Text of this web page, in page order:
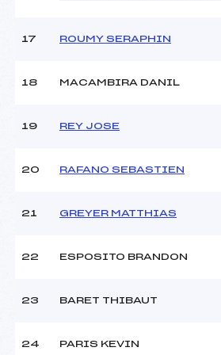
17 ROUMY SERAPHIN
18 MACAMBIRA DANIL
19 REY JOSE
20 RAFANO SEBASTIEN
21 GREYER MATTHIAS
22 ESPOSITO BRANDON
23 BARET THIBAUT
24 PARIS KEVIN